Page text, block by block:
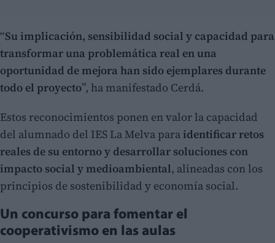
“Su implicación, sensibilidad social y capacidad para
transformar una problemática real en una
oportunidad de mejora han sido ejemplares durante
todo el proyecto”, ha manifestado Cerdá.
Estos reconocimientos ponen en valor la capacidad
del alumnado del IES La Melva paraidentificar retos
reales de su entorno y desarrollar soluciones con
impacto social y medioambiental, alineadas con los
principios de sostenibilidad y economía social.
Un concurso para fomentar el
cooperativismo en las aulas